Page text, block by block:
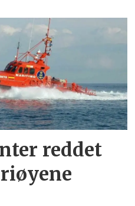
reddet